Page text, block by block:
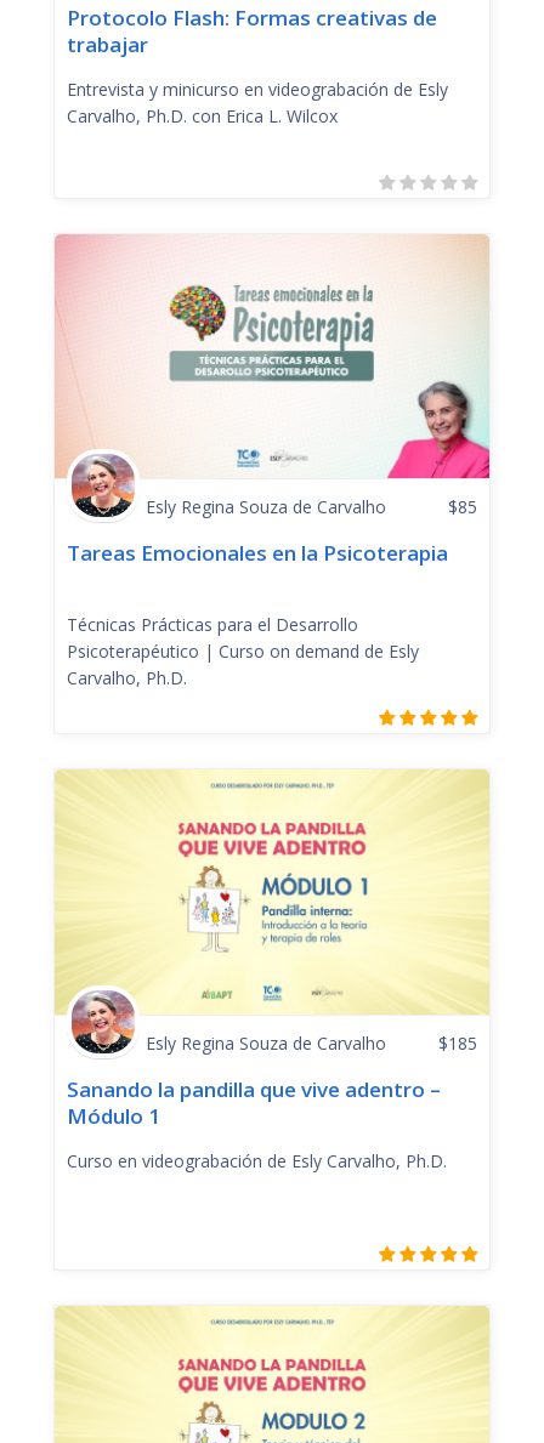
Protocolo Flash: Formas creativas de
trabajar
Entrevista y minicurso en videograbación de Esly
Carvalho, Ph.D. con Erica L. Wilcox
Esly Regina Souza de Carvalho $85
Tareas Emocionales en la Psicoterapia
Técnicas Prácticas para el Desarrollo
Psicoterapéutico | Curso on demand de Esly
Carvalho, Ph.D.
Esly Regina Souza de Carvalho $185
Sanando la pandilla que vive adentro –
Módulo 1
Curso en videograbación de Esly Carvalho, Ph.D.